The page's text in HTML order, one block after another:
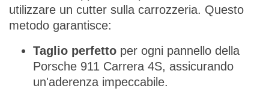
utilizzare un cutter sulla carrozzeria. Questo
metodo garantisce:
Taglio perfetto per ogni pannello della
Porsche 911 Carrera 4S, assicurando
un'aderenza impeccabile.